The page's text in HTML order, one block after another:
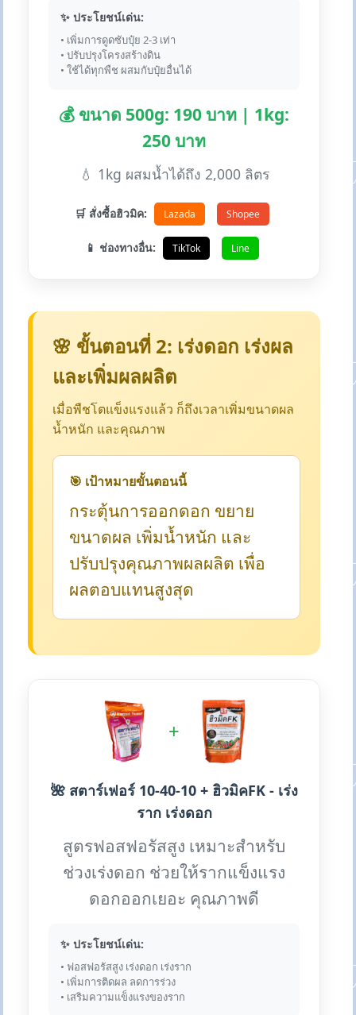
✨ ประโยชน์เด่น:
• เพิ่มการดูดซับปุ๋ย 2-3 เท่า
• ปรับปรุงโครงสร้างดิน
• ใช้ได้ทุกพืช ผสมกับปุ๋ยอื่นได้
💰 ขนาด 500g: 190 บาท | 1kg:
250 บาท
💧 1kg ผสมน้ำได้ถึง 2,000 ลิตร
🛒 สั่งซื้อฮิวมิค: Lazada Shopee
📱 ช่องทางอื่น: TikTok Line
🌸 ขั้นตอนที่ 2: เร่งดอก เร่งผล
และเพิ่มผลผลิต
เมื่อพืชโตแข็งแรงแล้ว ก็ถึงเวลาเพิ่มขนาดผล
น้ำหนัก และคุณภาพ
🎯 เป้าหมายขั้นตอนนี้
กระตุ้นการออกดอก ขยาย
ขนาดผล เพิ่มน้ำหนัก และ
ปรับปรุงคุณภาพผลผลิต เพื่อ
ผลตอบแทนสูงสุด
+
🌺 สตาร์เฟอร์ 10-40-10 + ฮิวมิคFK - เร่ง
ราก เร่งดอก
สูตรฟอสฟอรัสสูง เหมาะสำหรับ
ช่วงเร่งดอก ช่วยให้รากแข็งแรง
ดอกออกเยอะ คุณภาพดี
✨ ประโยชน์เด่น:
• ฟอสฟอรัสสูง เร่งดอก เร่งราก
• เพิ่มการติดผล ลดการร่วง
• เสริมความแข็งแรงของราก